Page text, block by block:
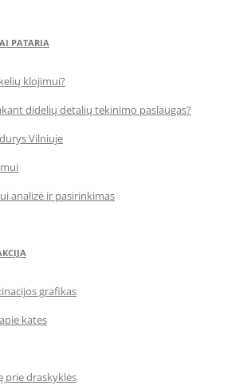
PATARIA
klojimui?
didelių detalių tekinimo paslaugas?
Vilniuje
analizė ir pasirinkimas
grafikas
kates
prie draskyklės